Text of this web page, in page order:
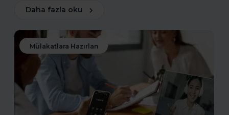
Daha fazla oku
Mülakatlara Hazırlan